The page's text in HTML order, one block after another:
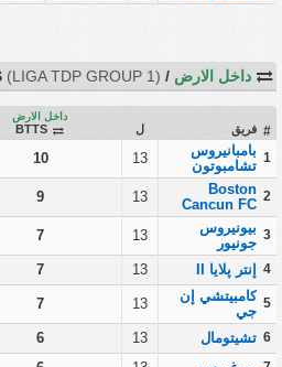
داخل الارض / BTTS
(LIGA TDP GROUP 1)
# فريق ل
داخل الارض
BTTS
1 بامبانيروس
تشامبوتون
13
10
2
Boston
Cancun FC
13
9
3 بيونيروس
جونيور
13
7
4 إنتر پلايا II 13
7
5 كامبيتشي إن
جي
13
7
6 تشيتومال 13
6